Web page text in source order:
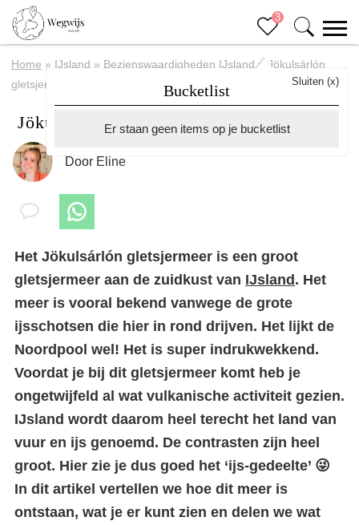
3
Bucketlist
Sluiten (x)
Er staan geen items op je bucketlist
Home » IJsland » Bezienswaardigheden IJsland» Jökulsárlón
gletsjermeer IJsland
Jökulsárlón gletsjermeer IJsland
Door Eline
Het Jökulsárlón gletsjermeer is een groot
gletsjermeer aan de zuidkust van IJsland . Het
meer is vooral bekend vanwege de grote
ijsschotsen die hier in rond drijven. Het lijkt de
Noordpool wel! Het is super indrukwekkend.
Voordat je bij dit gletsjermeer komt heb je
ongetwijfeld al wat vulkanische activiteit gezien.
IJsland wordt daarom heel terecht het land van
vuur en ijs genoemd. De contrasten zijn heel
groot. Hier zie je dus goed het ‘ijs-gedeelte’ 😜
In dit artikel vertellen we hoe dit meer is
ontstaan, wat je er kunt zien en delen we wat